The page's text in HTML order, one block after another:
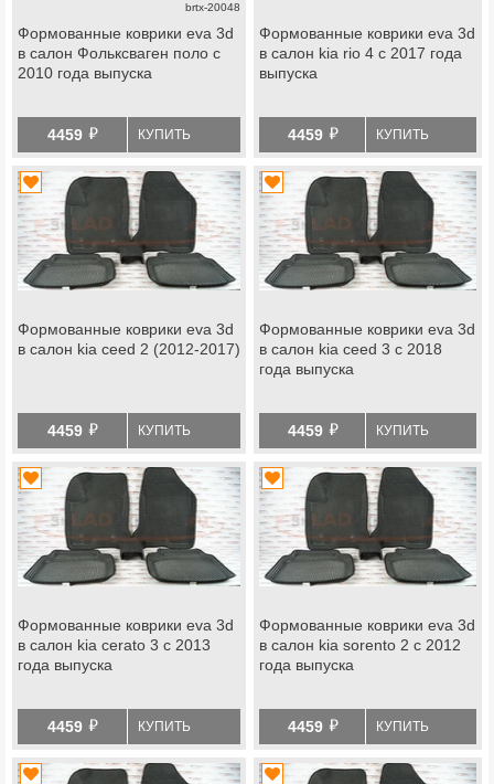
brtx-20048
Формованные коврики eva 3d
в салон Фольксваген поло с
2010 года выпуска
4459 й КУПИТЬ
Формованные коврики eva 3d
в салон kia rio 4 с 2017 года
выпуска
4459 й КУПИТЬ
Формованные коврики eva 3d
в салон kia ceed 2 (2012-2017)
4459 й КУПИТЬ
Формованные коврики eva 3d
в салон kia ceed 3 с 2018
года выпуска
4459 й КУПИТЬ
Формованные коврики eva 3d
в салон kia cerato 3 с 2013
года выпуска
4459 й КУПИТЬ
Формованные коврики eva 3d
в салон kia sorento 2 с 2012
года выпуска
4459 й КУПИТЬ